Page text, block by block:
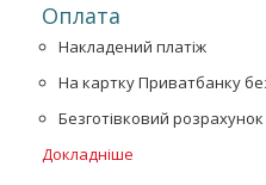
Оплата
Накладений платіж
На картку Приватбанку
Безготівковий розрахунок
Докладніше